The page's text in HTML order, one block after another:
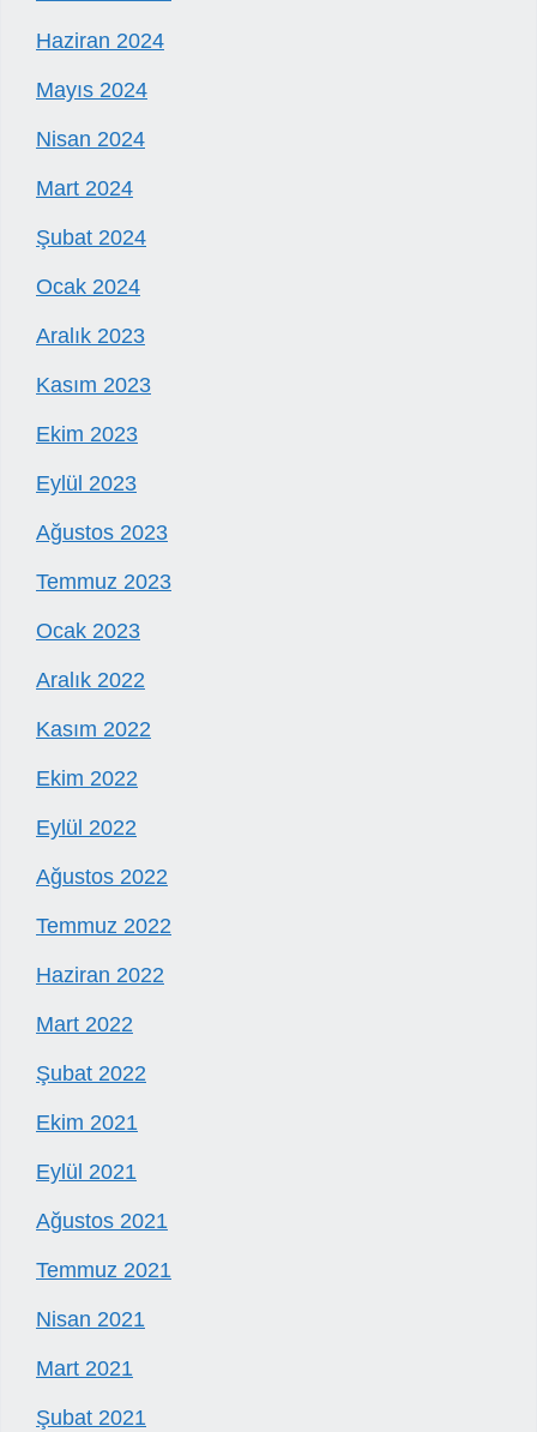
Haziran 2024
Mayıs 2024
Nisan 2024
Mart 2024
Şubat 2024
Ocak 2024
Aralık 2023
Kasım 2023
Ekim 2023
Eylül 2023
Ağustos 2023
Temmuz 2023
Ocak 2023
Aralık 2022
Kasım 2022
Ekim 2022
Eylül 2022
Ağustos 2022
Temmuz 2022
Haziran 2022
Mart 2022
Şubat 2022
Ekim 2021
Eylül 2021
Ağustos 2021
Temmuz 2021
Nisan 2021
Mart 2021
Şubat 2021